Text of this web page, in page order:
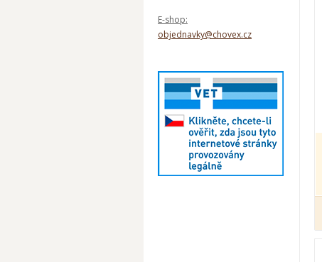
E-shop:
objednavky@chovex.cz